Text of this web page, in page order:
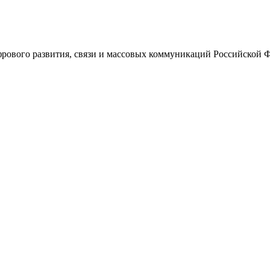
развития, связи и массовых коммуникаций Российской